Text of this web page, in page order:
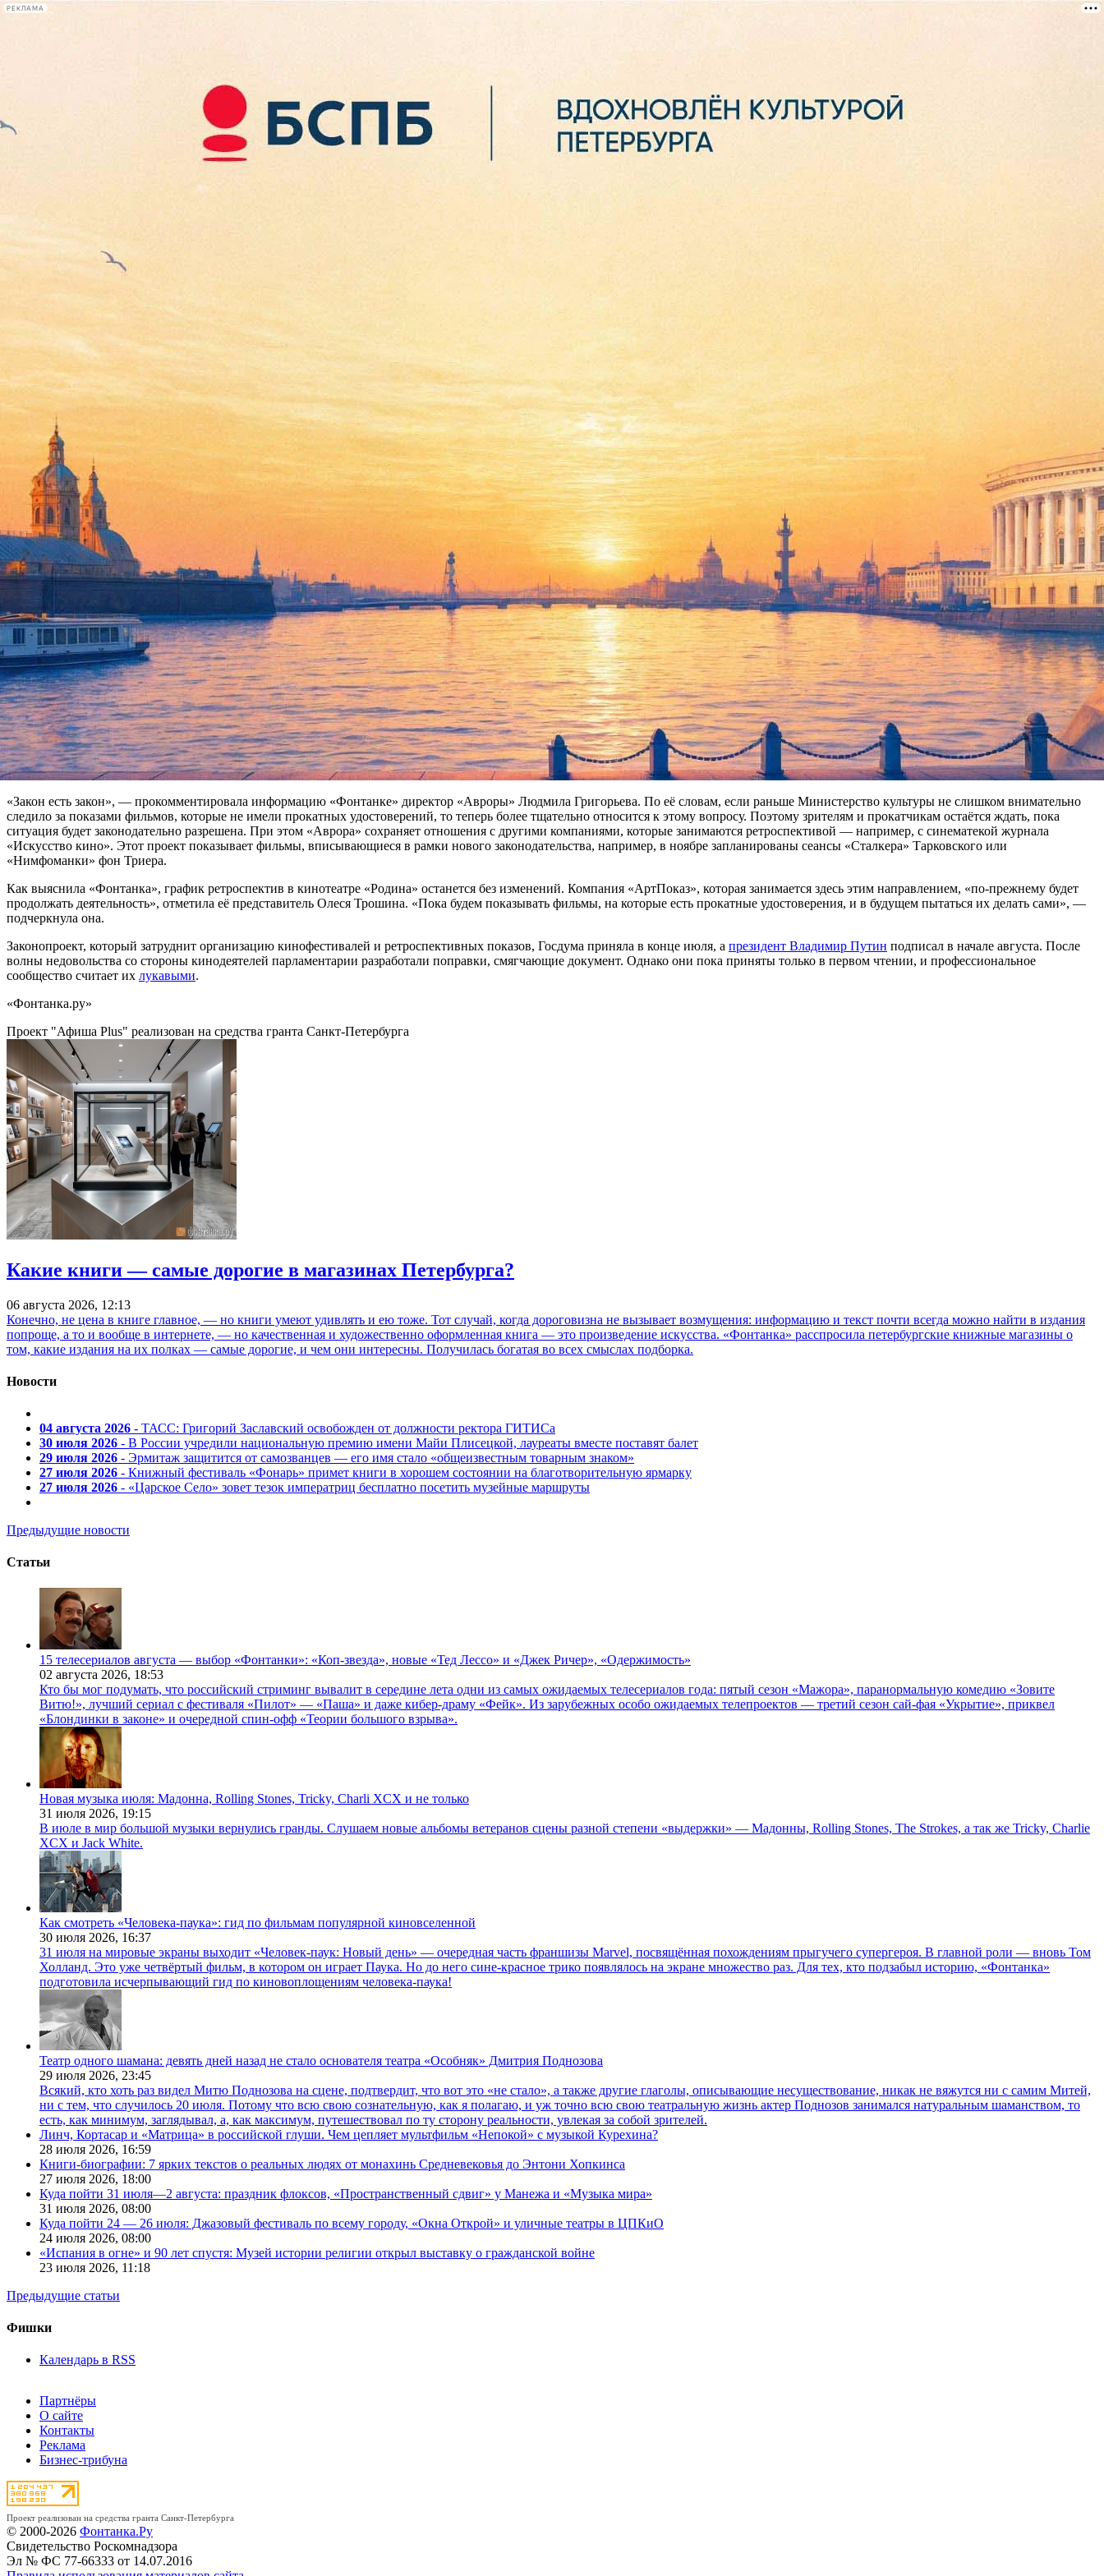
РЕКЛАМА
лекции
книги
Без Бергмана и Кубрика: Кинотеатр «Аврора» частично откажется от иностранной
ретроспективы
30 октября 2018, Версия для печати
Петербургский кинотеатр «Аврора» откажется от значительной части показов классических иностранных фильмов. Такую информацию «Фонтанке» подтвердили в «Авроре», а также в
компании «Иноекино», которая занимается организацией ретроспективы на этой площадке.
Причина — поправки в российское законодательство, которыепоставили под угрозу организацию кинофестивалей и ретроспективных показовв России, сообщил «Фонтанке» сооснователь
«Иноекино» Евгений Крас.
«На данный момент очень тяжело трактовать сложившееся законодательство. Летом Госдума приняла, а президент подписал изменения в статью 5.1 закона "О государственной поддержке
кинематографии Российской Федерации". Они должны вступить в силу 1 ноября, однако сейчас непонятно, действительно ли это произойдёт. Никаких заявлений от правительства и
министерства культуры не поступало. Мы с «Авророй» уже много лет работаем и дружим, и в этих условиях приняли совместное решение, что с 1 ноября мы заморозим наше ретроспективное
направление», — отметил Евгений Крас.
Если поправки заработают, «Иномукино» необходимо будет получать прокатные удостоверения на фильмы иностранных киноклассиков. Например, на ленты Ингмара Бергмана, Стэнли
Кубрика или картины, которые Андрей Тарковский снимал за границей. «Естественно, эту ситуацию с невозможностью проведений ретроспектив и показов старых фильмов, на которые нет и
не может быть прокатных удостоверений (за очень редким исключением), мы не раз (с «Авророй» — Прим.Ред.) обсуждали. Никто из обеих сторон не хочет подставляться под штрафы от
Минкульта», — отметил Крас. По его словам, аналогичная ситуация сложилась с показами «Иногокино» в других городах России.
«Закон есть закон», — прокомментировала информацию «Фонтанке» директор «Авроры» Людмила Григорьева. По её словам, если раньше Министерство культуры не слишком внимательно
следило за показами фильмов, которые не имели прокатных удостоверений, то теперь более тщательно относится к этому вопросу. Поэтому зрителям и прокатчикам остаётся ждать, пока
ситуация будет законодательно разрешена. При этом «Аврора» сохраняет отношения с другими компаниями, которые занимаются ретроспективой — например, с синематекой журнала
«Искусство кино». Этот проект показывает фильмы, вписывающиеся в рамки нового законодательства, например, в ноябре запланированы сеансы «Сталкера» Тарковского или
«Нимфоманки» фон Триера.
Как выяснила «Фонтанка», график ретроспектив в кинотеатре «Родина» останется без изменений. Компания «АртПоказ», которая занимается здесь этим направлением, «по-прежнему будет
продолжать деятельность», отметила её представитель Олеся Трошина. «Пока будем показывать фильмы, на которые есть прокатные удостоверения, и в будущем пытаться их делать сами», —
подчеркнула она.
Законопроект, который затруднит организацию кинофестивалей и ретроспективных показов, Госдума приняла в конце июля, а президент Владимир Путин подписал в начале августа. После
волны недовольства со стороны кинодеятелей парламентарии разработали поправки, смягчающие документ. Однако они пока приняты только в первом чтении, и профессиональное
сообщество считает их лукавыми.
«Фонтанка.ру»
Проект "Афиша Plus" реализован на средства гранта Санкт-Петербурга
Какие книги — самые дорогие в магазинах Петербурга?
06 августа 2026, 12:13
Конечно, не цена в книге главное, — но книги умеют удивлять и ею тоже. Тот случай, когда дороговизна не вызывает возмущения: информацию и текст почти всегда можно найти в издания
попроще, а то и вообще в интернете, — но качественная и художественно оформленная книга — это произведение искусства. «Фонтанка» расспросила петербургские книжные магазины о
том, какие издания на их полках — самые дорогие, и чем они интересны. Получилась богатая во всех смыслах подборка.
Новости
04 августа 2026 - ТАСС: Григорий Заславский освобожден от должности ректора ГИТИСа
30 июля 2026 - В России учредили национальную премию имени Майи Плисецкой, лауреаты вместе поставят балет
29 июля 2026 - Эрмитаж защитится от самозванцев — его имя стало «общеизвестным товарным знаком»
27 июля 2026 - Книжный фестиваль «Фонарь» примет книги в хорошем состоянии на благотворительную ярмарку
27 июля 2026 - «Царское Село» зовет тезок императриц бесплатно посетить музейные маршруты
Предыдущие новости
Статьи
15 телесериалов августа — выбор «Фонтанки»: «Коп-звезда», новые «Тед Лессо» и «Джек Ричер», «Одержимость»
02 августа 2026, 18:53
Кто бы мог подумать, что российский стриминг вывалит в середине лета одни из самых ожидаемых телесериалов года: пятый сезон «Мажора», паранормальную комедию «Зовите
Витю!», лучший сериал с фестиваля «Пилот» — «Паша» и даже кибер-драму «Фейк». Из зарубежных особо ожидаемых телепроектов — третий сезон сай-фая «Укрытие», приквел
«Блондинки в законе» и очередной спин-офф «Теории большого взрыва».
Новая музыка июля: Мадонна, Rolling Stones, Tricky, Charli XCX и не только
31 июля 2026, 19:15
В июле в мир большой музыки вернулись гранды. Слушаем новые альбомы ветеранов сцены разной степени «выдержки» — Мадонны, Rolling Stones, The Strokes, а так же Tricky, Charlie
XCX и Jack White.
Как смотреть «Человека-паука»: гид по фильмам популярной киновселенной
30 июля 2026, 16:37
31 июля на мировые экраны выходит «Человек-паук: Новый день» — очередная часть франшизы Marvel, посвящённая похождениям прыгучего супергероя. В главной роли — вновь Том
Холланд. Это уже четвёртый фильм, в котором он играет Паука. Но до него сине-красное трико появлялось на экране множество раз. Для тех, кто подзабыл историю, «Фонтанка»
подготовила исчерпывающий гид по киновоплощениям человека-паука!
Театр одного шамана: девять дней назад не стало основателя театра «Особняк» Дмитрия Поднозова
29 июля 2026, 23:45
Всякий, кто хоть раз видел Митю Поднозова на сцене, подтвердит, что вот это «не стало», а также другие глаголы, описывающие несуществование, никак не вяжутся ни с самим Митей,
ни с тем, что случилось 20 июля. Потому что всю свою сознательную, как я полагаю, и уж точно всю свою театральную жизнь актер Поднозов занимался натуральным шаманством, то
есть, как минимум, заглядывал, а, как максимум, путешествовал по ту сторону реальности, увлекая за собой зрителей.
Линч, Кортасар и «Матрица» в российской глуши. Чем цепляет мультфильм «Непокой» с музыкой Курехина?
28 июля 2026, 16:59
Книги-биографии: 7 ярких текстов о реальных людях от монахинь Средневековья до Энтони Хопкинса
27 июля 2026, 18:00
Куда пойти 31 июля—2 августа: праздник флоксов, «Пространственный сдвиг» у Манежа и «Музыка мира»
31 июля 2026, 08:00
Куда пойти 24 — 26 июля: Джазовый фестиваль по всему городу, «Окна Открой» и уличные театры в ЦПКиО
24 июля 2026, 08:00
«Испания в огне» и 90 лет спустя: Музей истории религии открыл выставку о гражданской войне
23 июля 2026, 11:18
Предыдущие статьи
Фишки
Календарь в RSS
Партнёры
О сайте
Контакты
Реклама
Бизнес-трибуна
Проект реализован на средства гранта Санкт-Петербурга
© 2000-2026 Фонтанка.Ру
Свидетельство Роскомнадзора
Эл № ФС 77-66333 от 14.07.2016